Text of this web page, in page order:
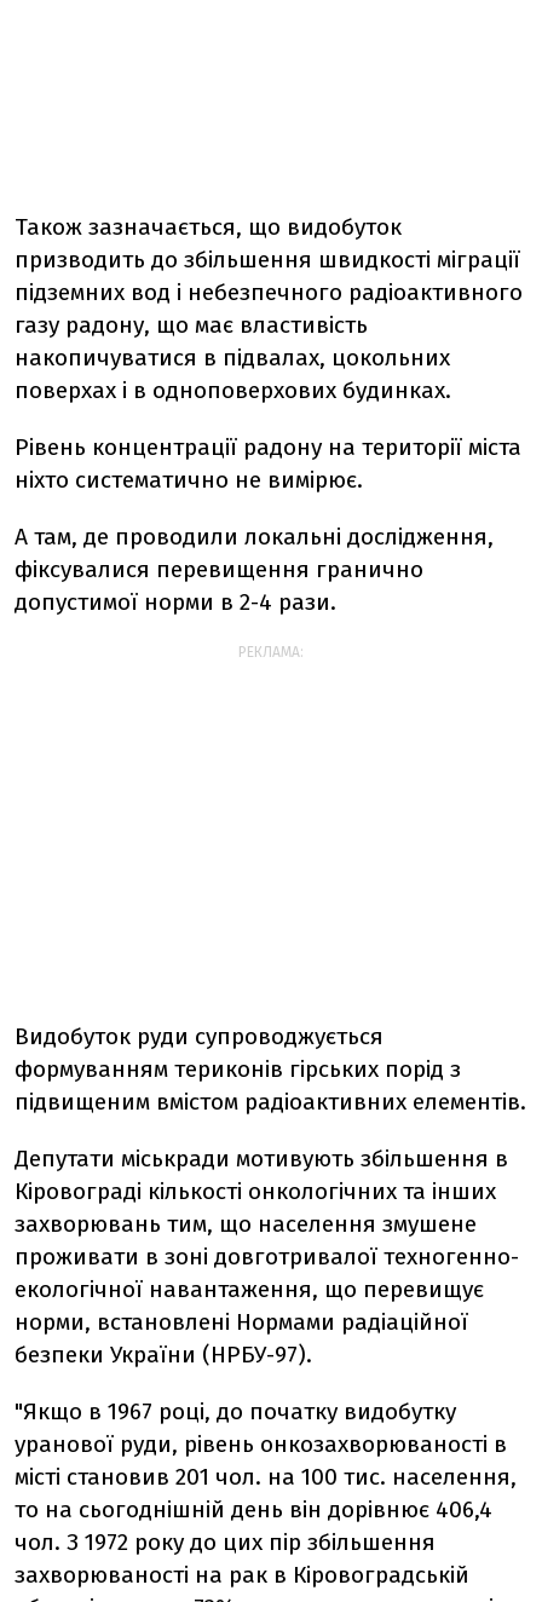
Також зазначається, що видобуток
призводить до збільшення швидкості міграції
підземних вод і небезпечного радіоактивного
газу радону, що має властивість
накопичуватися в підвалах, цокольних
поверхах і в одноповерхових будинках.
Рівень концентрації радону на території міста
ніхто систематично не вимірює.
А там, де проводили локальні дослідження,
фіксувалися перевищення гранично
допустимої норми в 2-4 рази.
РЕКЛАМА:
Видобуток руди супроводжується
формуванням териконів гірських порід з
підвищеним вмістом радіоактивних елементів.
Депутати міськради мотивують збільшення в
Кіровограді кількості онкологічних та інших
захворювань тим, що населення змушене
проживати в зоні довготривалої техногенно-
екологічної навантаження, що перевищує
норми, встановлені Нормами радіаційної
безпеки України (НРБУ-97).
"Якщо в 1967 році, до початку видобутку
уранової руди, рівень онкозахворюваності в
місті становив 201 чол. на 100 тис. населення,
то на сьогоднішній день він дорівнює 406,4
чол. З 1972 року до цих пір збільшення
захворюваності на рак в Кіровоградській